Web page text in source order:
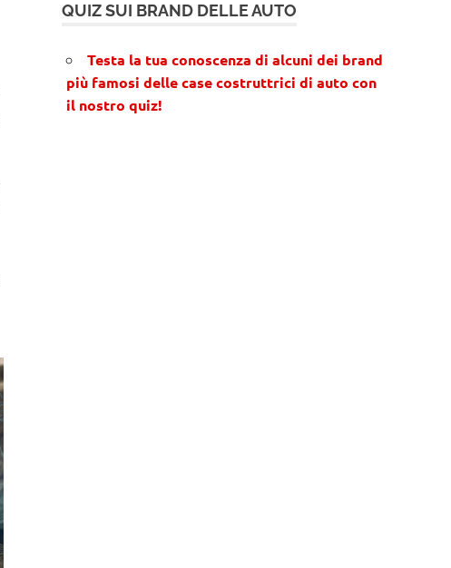
QUIZ SUI BRAND DELLE AUTO
Testa la tua conoscenza di alcuni dei brand
più famosi delle case costruttrici di auto con
il nostro quiz!